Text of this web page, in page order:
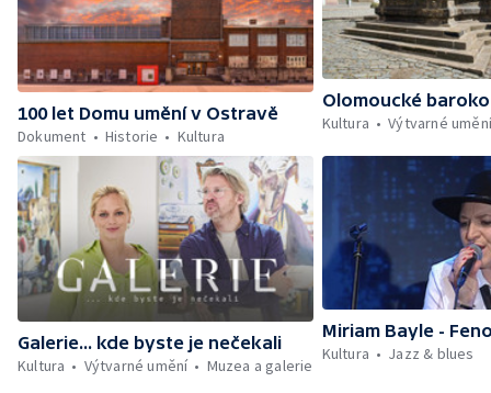
100 let Domu umění v Ostravě
Dokument
Historie Kultura
Olomoucké baroko
Kultura
Výtvarné
Galerie... kde byste je nečekali
Kultura
Výtvarné umění Muzea a galerie
Miriam Bayle -
Kultura
Jazz & blues